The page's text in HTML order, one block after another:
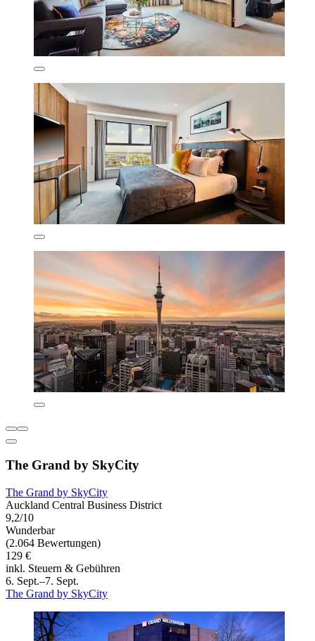
The Grand by SkyCity
The Grand by SkyCity
Auckland Central Business District
9,2/10
Wunderbar
(2.064 Bewertungen)
129 €
inkl. Steuern & Gebühren
6. Sept.–7. Sept.
The Grand by SkyCity